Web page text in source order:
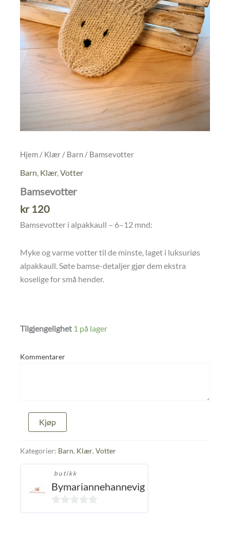
Hjem / Klær / Barn / Bamsevotter
Barn, Klær,Votter
Bamsevotter
kr120
Bamsevotter i alpakkaull – 6–12 mnd:
Myke og varme votter til de minste, laget i luksuriøs
alpakkaull. Søte bamse-detaljer gjør dem ekstra
koselige for små hender.
Tilgjengelighet 1 på lager
Kommentarer
Bamsevotter
Kjøp
Kategorier: Barn, Klær, Votter
butikk
Bymariannehannevig
0